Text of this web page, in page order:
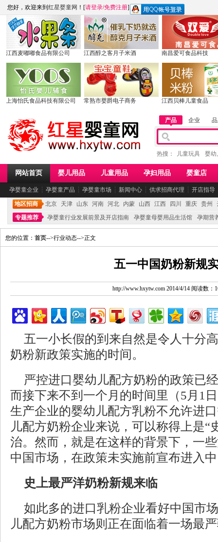
您好，欢迎来到 红星婴童网 ！[请登录/免费注册]
江西麦嘟嘟食品有限公司 江西醇之客月子米酒 南昌爱可食品科技
上海怡氏食品科技有限公司 常熟市婴爵电子商务 江西贝棒儿童食品
产品 企业
热搜： 儿童玩具 婴幼
网站首页 婴儿用品 儿童用品 孕妇用品 婴童店
孕婴童企业 ┆ 孕婴童产品 ┆ 孕婴童市场 ┆ 新闻中心 ┆ 供求招商代理 ┆ 开店指导
地区招商 北京 天津 山东 河南 河北 内蒙 山西 江西 四川 重庆 贵州
专题推荐
孕婴童行业发展前景及开店指南 孕婴童母婴用品生活馆 孕期营
您的位置： 首页-->行业动态-->正文
五一中国奶粉新规
http://www.hxytw.com 2014/4/14 阅读数：
五一小长假的到来自然是令人十分
奶粉新政策实施的时间。
严控进口婴幼儿配方奶粉的政策已
而接下来不到一个月的时间里（5月1
生产企业的婴幼儿配方乳粉不允许进
儿配方奶粉企业来说，可以称得上是“
治。然而，就是在这样的背景下，一
中国市场，在政策未实施前宣布进入
史上最严洋奶粉新规来临
如此多的进口乳粉企业看好中国市
儿配方奶粉市场则正在面临着一场最